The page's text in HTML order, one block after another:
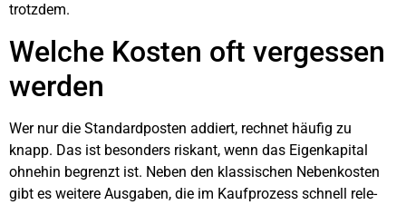
trotz­dem.
Wel­che Kos­ten oft ver­ges­sen
wer­den
Wer nur die Stan­dard­pos­ten addiert, rech­net häu­fig zu
knapp. Das ist beson­ders ris­kant, wenn das Eigen­ka­pi­tal
ohne­hin begrenzt ist. Neben den klas­si­schen Neben­kos­ten
gibt es wei­te­re Aus­ga­ben, die im Kauf­pro­zess schnell rele­